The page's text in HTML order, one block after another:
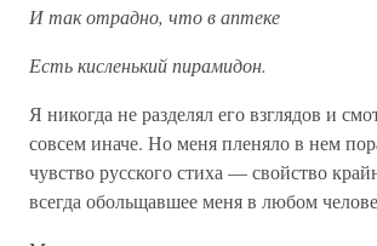
И так отрадно, что в аптеке
Есть кисленький пирамидон.
Я никогда не разделял его взглядов и
совсем иначе. Но меня пленяло в нем
чувство русского стиха — свойство
всегда обольщавшее меня в любом